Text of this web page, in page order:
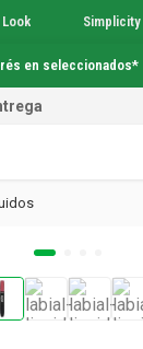
Simplicity
en seleccionados*